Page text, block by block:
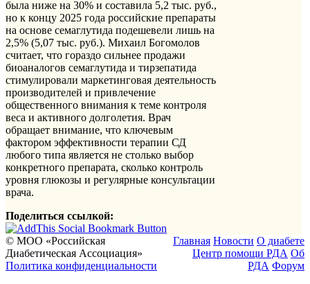
была ниже на 30% и составила 5,2 тыс. руб.,
но к концу 2025 года российские препараты
на основе семаглутида подешевели лишь на
2,5% (5,07 тыс. руб.). Михаил Богомолов
считает, что гораздо сильнее продажи
биоаналогов семаглутида и тирзепатида
стимулировали маркетинговая деятельность
производителей и привлечение
общественного внимания к теме контроля
веса и активного долголетия. Врач
обращает внимание, что ключевым
фактором эффективности терапии СД
любого типа является не столько выбор
конкретного препарата, сколько контроль
уровня глюкозы и регулярные консультации
врача.
Поделиться ссылкой:
© МОО «Российская
Диабетическая Ассоциация»
Политика конфиденциальности
Главная Новости О диабете
Центр помощи РДА Об
РДА Форум